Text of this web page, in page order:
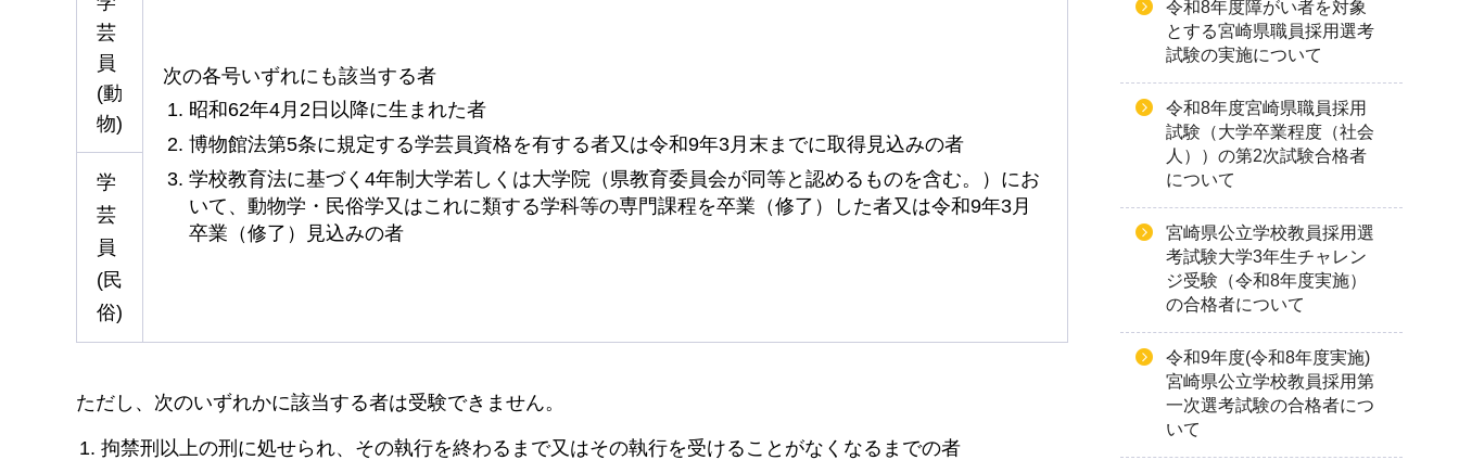
芸
員
(動
物)
次の各号いずれにも該当する者
昭和62年4月2日以降に生まれた者
博物館法第5条に規定する学芸員資格を有する者又は令和9年3月末までに取得見込みの者
学校教育法に基づく4年制大学若しくは大学院（県教育委員会が同等と認めるものを含む。）にお
いて、動物学・民俗学又はこれに類する学科等の専門課程を卒業（修了）した者又は令和9年3月
卒業（修了）見込みの者
学
芸
員
(民
俗)
ただし、 次のいずれかに該当する者は受験できません。
拘禁刑以上の刑に処せられ、その執行を終わるまで又はその執行を受けることがなくなるまでの者
令和8年度障がい者を対象
とする宮崎県職員採用選考
試験の実施について
令和8年度宮崎県職員採用
試験（大学卒業程度（社会
人））の第2次試験合格者
について
宮崎県公立学校教員採用選
考試験大学3年生チャレン
ジ受験（令和8年度実施）
の合格者について
令和9年度(令和8年度実施)
宮崎県公立学校教員採用第
一次選考試験の合格者につ
いて